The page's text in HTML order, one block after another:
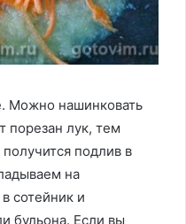
Можно нашинковать
порезан лук, тем
подлив в
на
сотейник и
бульона. Если вы